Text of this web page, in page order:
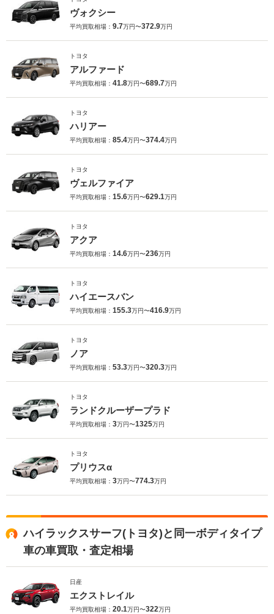
ヴォクシー
平均買取相場： 9.7万円〜372.9万円
トヨタ
アルファード
平均買取相場： 41.8万円〜689.7万円
トヨタ
ハリアー
平均買取相場： 85.4万円〜374.4万円
トヨタ
ヴェルファイア
平均買取相場： 15.6万円〜629.1万円
トヨタ
アクア
平均買取相場： 14.6万円〜236万円
トヨタ
ハイエースバン
平均買取相場： 155.3万円〜416.9万円
トヨタ
ノア
平均買取相場： 53.3万円〜320.3万円
トヨタ
ランドクルーザープラド
平均買取相場： 3万円〜1325万円
トヨタ
プリウスα
平均買取相場： 3万円〜774.3万円
ハイラックスサーフ(トヨタ)と同一ボディタイプ
車の車買取・査定相場
日産
エクストレイル
平均買取相場： 20.1万円〜322万円